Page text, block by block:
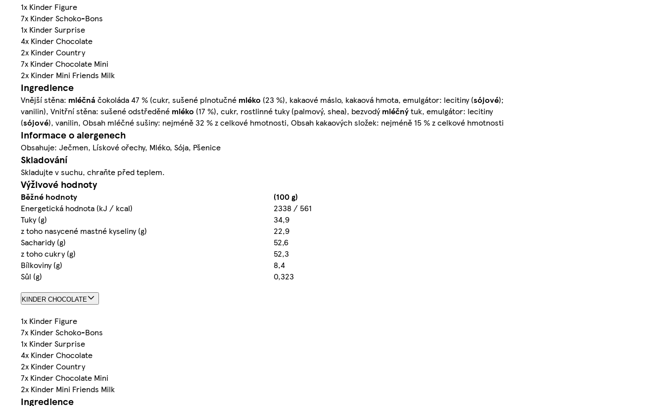
1x Kinder Figure
7x Kinder Schoko-Bons
1x Kinder Surprise
4x Kinder Chocolate
2x Kinder Country
7x Kinder Chocolate Mini
2x Kinder Mini Friends Milk
Ingredience
Vnější stěna: mléčná čokoláda 47 % (cukr, sušené plnotučné mléko (23 %), kakaové máslo, kakaová hmota, emulgátor: lecitiny (sójové);
vanilin), Vnitřní stěna: sušené odstředěné mléko (17 %), cukr, rostlinné tuky (palmový, shea), bezvodýmléčnýtuk, emulgátor: lecitiny
(sójové), vanilin, Obsah mléčné sušiny: nejméně 32 % z celkové hmotnosti, Obsah kakaových složek: nejméně 15 % z celkové hmotnosti
Informace o alergenech
Obsahuje: Ječmen, Lískové ořechy, Mléko, Sója, Pšenice
Skladování
Skladujte v suchu, chraňte před teplem.
Výživové hodnoty
Běžné hodnoty
(100 g)
Energetická hodnota (kJ / kcal)
2338 / 561
Tuky (g)
34,9
z toho nasycené mastné kyseliny (g)
22,9
Sacharidy (g)
52,6
z toho cukry (g)
52,3
Bílkoviny (g)
8,4
Sůl (g)
0,323
KINDER CHOCOLATE
1x Kinder Figure
7x Kinder Schoko-Bons
1x Kinder Surprise
4x Kinder Chocolate
2x Kinder Country
7x Kinder Chocolate Mini
2x Kinder Mini Friends Milk
Ingredience